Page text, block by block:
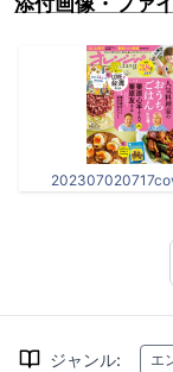
ジャンル: エ